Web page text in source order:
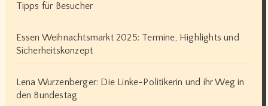
Tipps für Besucher
Essen Weihnachtsmarkt 2025: Termine, Highlights und
Sicherheitskonzept
Lena Wurzenberger: Die Linke-Politikerin und ihr Weg in
den Bundestag